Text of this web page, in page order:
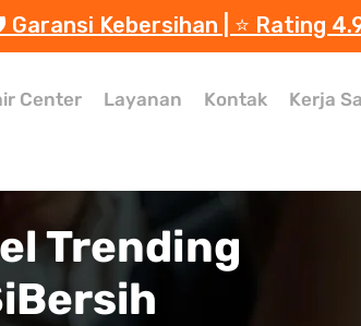
Kebersihan | ⭐️ Rating
Center Layanan Kontak Kerja
Trending